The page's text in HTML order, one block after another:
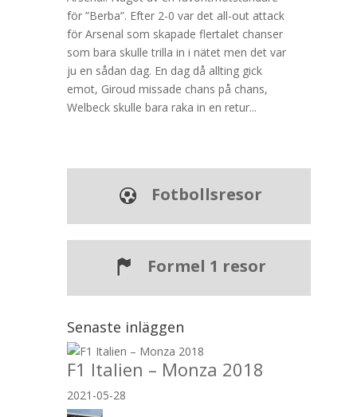
för ”Berba”. Efter 2-0 var det all-out attack
för Arsenal som skapade flertalet chanser
som bara skulle trilla in i nätet men det var
ju en sådan dag. En dag då allting gick
emot, Giroud missade chans på chans,
Welbeck skulle bara raka in en retur...
Fotbollsresor
Formel 1 resor
Senaste inläggen
F1 Italien – Monza 2018
2021-05-28